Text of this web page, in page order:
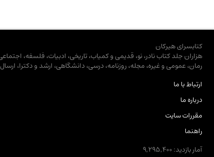
کتابسرای هیرکان
هزاران جلد کتاب نادر، نو، قدیمی و کمیاب، تاریخی، ادبیات، فلسفه،
رمان، عمومی و غیره، مجله، روزنامه، درسی، دانشگاهی، ارشد و دکترا،
ارتباط با ما
درباره ما
مقررات سایت
راهنما
آمار بازدید: 9,295,400